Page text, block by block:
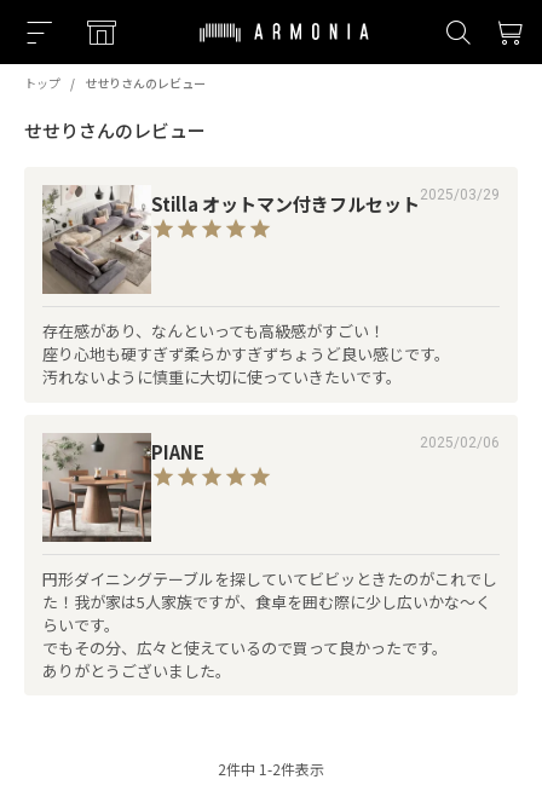
トップ せせりさんのレビュー
せせりさんのレビュー
Stilla オットマン付きフルセット 2025/03/29
存在感があり、なんといっても高級感がすごい！
座り心地も硬すぎず柔らかすぎずちょうど良い感じです。
汚れないように慎重に大切に使っていきたいです。
PIANE 2025/02/06
円形ダイニングテーブルを探していてビビッときたのがこれでし
た！我が家は5人家族ですが、食卓を囲む際に少し広いかな～く
らいです。
でもその分、広々と使えているので買って良かったです。
ありがとうございました。
2件中 1-2件表示